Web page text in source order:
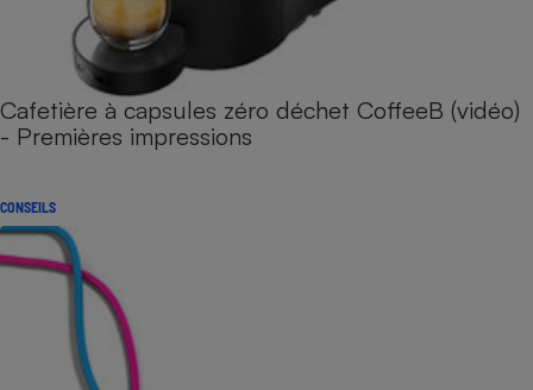
Cafetière à capsules zéro déchet CoffeeB (vidéo)
- Premières impressions
CONSEILS